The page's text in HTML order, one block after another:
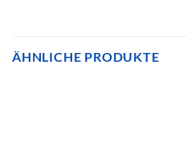
ÄHNLICHE PRODUKTE